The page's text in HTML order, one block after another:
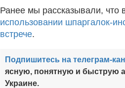
Ранее мы рассказывали, что
использовании шпаргалок-
встрече.
Подпишитесь на телеграм-
ясную, понятную и быструю
Украине.